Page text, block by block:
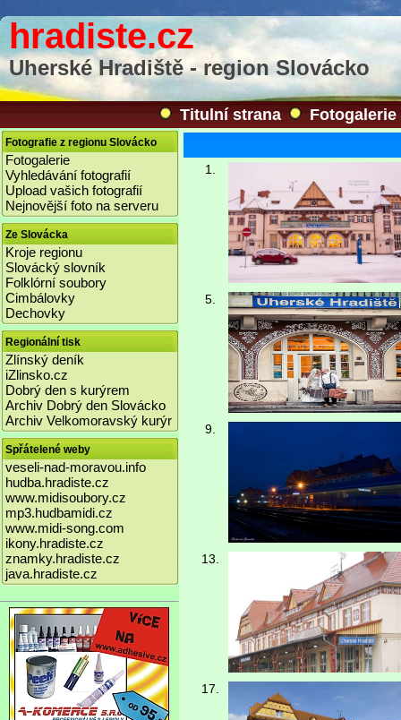
hradiste.cz
Uherské Hradiště - region Slovácko
Titulní strana Fotogalerie
Fotografie z regionu Slovácko
Fotogalerie
Vyhledávání fotografií
Upload vašich fotografií
Nejnovější foto na serveru
Ze Slovácka
Kroje regionu
Slovácký slovník
Folklórní soubory
Cimbálovky
Dechovky
Regionální tisk
Zlínský deník
iZlinsko.cz
Dobrý den s kurýrem
Archiv Dobrý den Slovácko
Archiv Velkomoravský kurýr
Spřátelené weby
veseli-nad-moravou.info
hudba.hradiste.cz
www.midisoubory.cz
mp3.hudbamidi.cz
www.midi-song.com
ikony.hradiste.cz
znamky.hradiste.cz
java.hradiste.cz
1.
5.
9.
13.
17.